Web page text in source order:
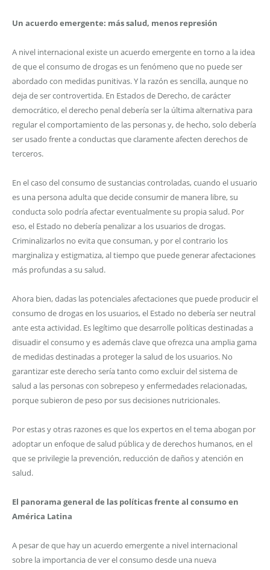
Un acuerdo emergente: más salud, menos represión
A nivel internacional existe un acuerdo emergente en torno a la idea
de que el consumo de drogas es un fenómeno que no puede ser
abordado con medidas punitivas. Y la razón es sencilla, aunque no
deja de ser controvertida. En Estados de Derecho, de carácter
democrático, el derecho penal debería ser la última alternativa para
regular el comportamiento de las personas y, de hecho, solo debería
ser usado frente a conductas que claramente afecten derechos de
terceros.
En el caso del consumo de sustancias controladas, cuando el usuario
es una persona adulta que decide consumir de manera libre, su
conducta solo podría afectar eventualmente su propia salud. Por
eso, el Estado no debería penalizar a los usuarios de drogas.
Criminalizarlos no evita que consuman, y por el contrario los
marginaliza y estigmatiza, al tiempo que puede generar afectaciones
más profundas a su salud.
Ahora bien, dadas las potenciales afectaciones que puede producir el
consumo de drogas en los usuarios, el Estado no debería ser neutral
ante esta actividad. Es legítimo que desarrolle políticas destinadas a
disuadir el consumo y es además clave que ofrezca una amplia gama
de medidas destinadas a proteger la salud de los usuarios. No
garantizar este derecho sería tanto como excluir del sistema de
salud a las personas con sobrepeso y enfermedades relacionadas,
porque subieron de peso por sus decisiones nutricionales.
Por estas y otras razones es que los expertos en el tema abogan por
adoptar un enfoque de salud pública y de derechos humanos, en el
que se privilegie la prevención, reducción de daños y atención en
salud.
El panorama general de las políticas frente al consumo en
América Latina
A pesar de que hay un acuerdo emergente a nivel internacional
sobre la importancia de ver el consumo desde una nueva